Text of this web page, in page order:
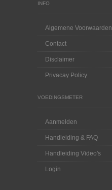
INFO
Algemene Voorwaarden
Contact
Disclaimer
Privacay Policy
VOEDINGSMETER
Aanmelden
Handleiding & FAQ
Handleiding Video's
Login